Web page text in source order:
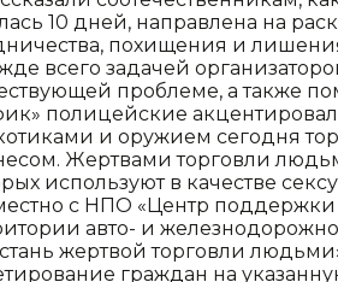
10 дней, направлена на
похищения и
всего задачей
проблеме, а также
полицейские
и оружием сегодня
Жертвами торговли
используют в качестве
с НПО «Центр
авто- и
жертвой торговли
граждан на